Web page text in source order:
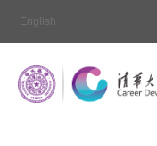
English